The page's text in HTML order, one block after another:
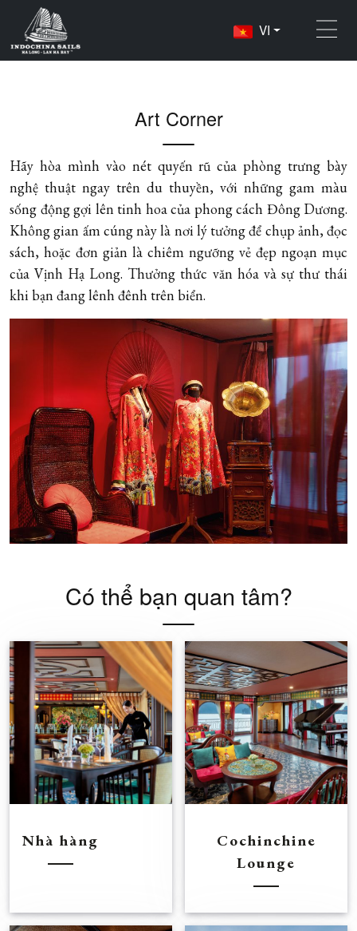
VI
Home Tiện Nghi
Art Corner
Hãy hòa mình vào nét quyến rũ của phòng trưng bày
nghệ thuật ngay trên du thuyền, với những gam màu
sống động gợi lên tinh hoa của phong cách Đông Dương.
Không gian ấm cúng này là nơi lý tưởng để chụp ảnh, đọc
sách, hoặc đơn giản là chiêm ngưỡng vẻ đẹp ngoạn mục
của Vịnh Hạ Long. Thưởng thức văn hóa và sự thư thái
khi bạn đang lênh đênh trên biển.
Có thể bạn quan tâm?
Nhà hàng
Cochinchine
Lounge